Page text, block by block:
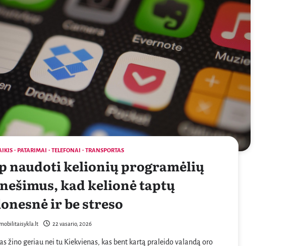
PATARIMAI TELEFONAI TRANSPORTAS
naudoti kelionių programėlių
kad kelionė taptų
ir be streso
22 vasario, 2026
žino geriau nei tu Kiekvienas, kas bent kartą praleido valandą oro